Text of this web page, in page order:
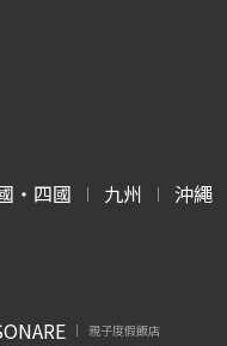
・四國 | 九州 | 沖繩
親子度假飯店